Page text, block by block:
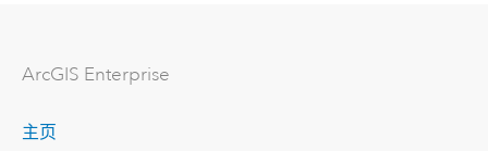
ArcGIS Enterprise
主页